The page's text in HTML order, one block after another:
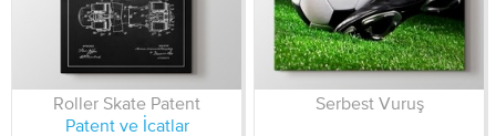
Roller Skate Patent
Patent ve İcatlar
Serbest Vuruş